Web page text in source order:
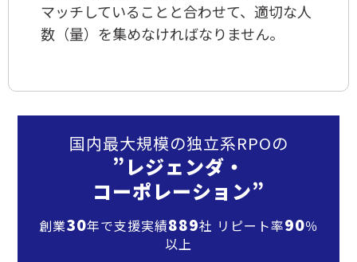
マッチしていることと合わせて、適切な人
数（量）を集めなければなりません。
国内最大規模の独立系RPOの
”レジェンダ・
コーポレーション”
創業30年で支援実績889社 リピート率90％
以上